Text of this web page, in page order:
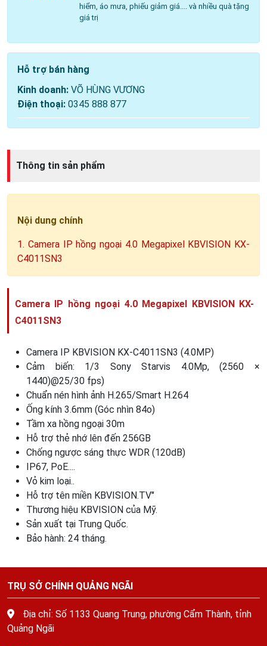
hiểm, áo mưa, phiếu giảm giá.... và nhiều quà tặng
giá trị
Hỗ trợ bán hàng
Kinh doanh: VÕ HÙNG VƯƠNG
Điện thoại: 0345 888 877
Thông tin sản phẩm
Nội dung chính
1. Camera IP hồng ngoại 4.0 Megapixel KBVISION KX-
C4011SN3
Camera IP hồng ngoại 4.0 Megapixel KBVISION KX-
C4011SN3
Camera IP KBVISION KX-C4011SN3 (4.0MP)
Cảm biến: 1/3 Sony Starvis 4.0Mp, (2560 ×
1440)@25/30 fps)
Chuẩn nén hình ảnh H.265/Smart H.264
Ống kính 3.6mm (Góc nhìn 84o)
Tầm xa hồng ngoại 30m
Hỗ trợ thẻ nhớ lên đến 256GB
Chống ngược sáng thực WDR (120dB)
IP67, PoE....
Vỏ kim loại..
Hỗ trợ tên miền KBVISION.TV"
Thương hiệu KBVISION của Mỹ.
Sản xuất tại Trung Quốc.
Bảo hành: 24 tháng.
TRỤ SỞ CHÍNH QUẢNG NGÃI
Địa chỉ: Số 1133 Quang Trung, phường Cẩm Thành, tỉnh
Quảng Ngãi